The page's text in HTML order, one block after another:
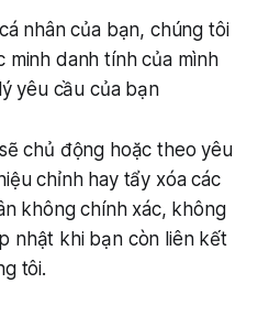
nhân của bạn, chúng tôi
minh danh tính của mình
yêu cầu của bạn
chủ động hoặc theo yêu
chỉnh hay tẩy xóa các
không chính xác, không
nhật khi bạn còn liên kết
tôi.